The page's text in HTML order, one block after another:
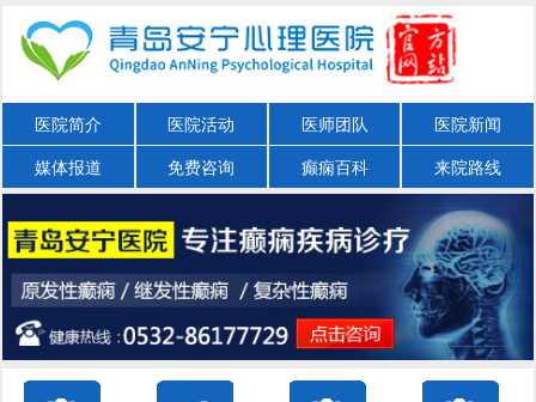
医院简介 医院活动 医师团队 医院新闻
媒体报道 免费咨询 癫痫百科 来院路线